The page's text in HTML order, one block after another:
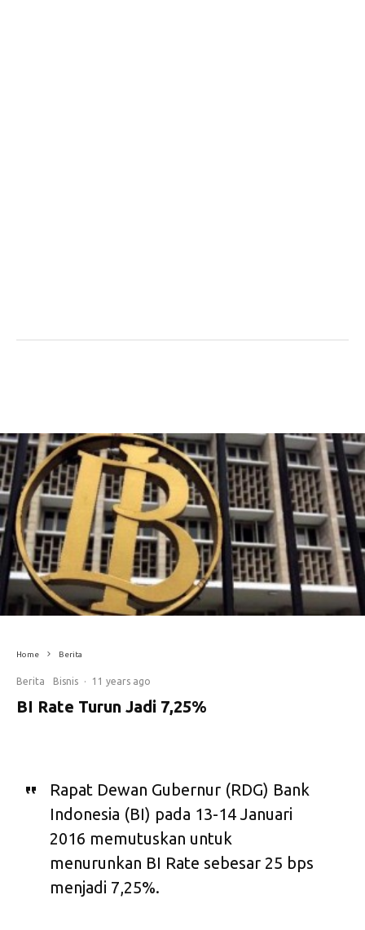
Home Berita
Berita Bisnis · 11 years ago
BI Rate Turun Jadi 7,25%
Rapat Dewan Gubernur (RDG) Bank
Indonesia (BI) pada 13-14 Januari
2016 memutuskan untuk
menurunkan BI Rate sebesar 25 bps
menjadi 7,25%.